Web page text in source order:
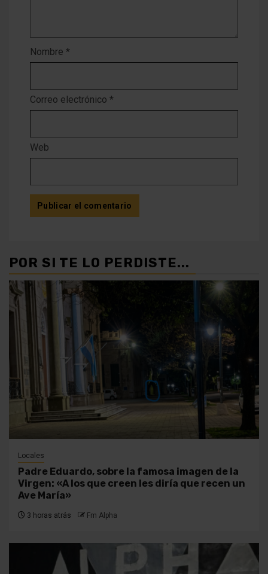
Nombre *
Correo electrónico *
Web
POR SI TE LO PERDISTE...
Locales
Padre Eduardo, sobre la famosa imagen de la
Virgen: «A los que creen les diría que recen un
Ave María»
3 horas atrás Fm Alpha